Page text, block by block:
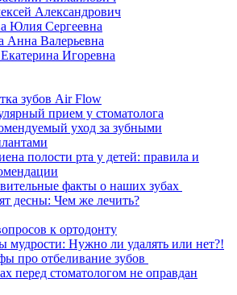
Александрович
Юлия Сергеевна
Анна Валерьевна
Игоревна
зубов Air Flow
прием у стоматолога
уход за зубными
полости рта у детей: правила и
факты о наших зубах
десны: Чем же лечить?
к ортодонту
мудрости: Нужно ли удалять или нет?!
про отбеливание зубов
перед стоматологом не оправдан